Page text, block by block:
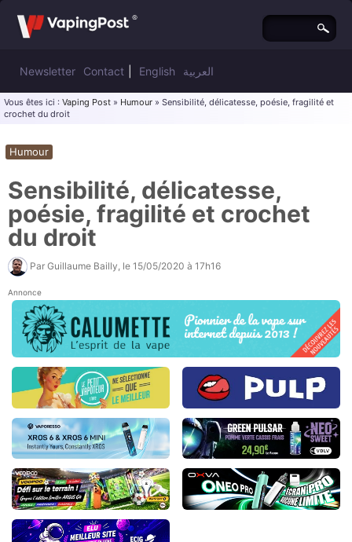
Newsletter Contact English العربية
Vous êtes ici : Vaping Post » Humour » Sensibilité, délicatesse, poésie, fragilité et
crochet du droit
Humour
Sensibilité, délicatesse,
poésie, fragilité et crochet
du droit
Par Guillaume Bailly , le 15/05/2020 à 17h16
Annonce